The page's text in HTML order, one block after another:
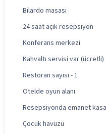
Bilardo masası
24 saat açık resepsiyon
Konferans merkezi
Kahvaltı servisi var (ücretli)
Restoran sayısı - 1
Otelde oyun alanı
Resepsiyonda emanet
Çocuk havuzu